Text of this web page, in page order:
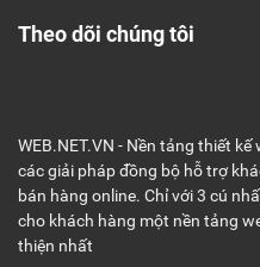
Theo dõi chúng tôi
WEB.NET.VN - Nền tảng thiết
các giải pháp đồng bộ hỗ trợ
bán hàng online. Chỉ với 3 cú
cho khách hàng một nền tảng
thiện nhất